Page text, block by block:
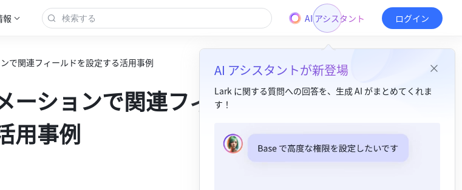
報 AI アシスタント
AI アシスタントが新登場
Lark に関する質問への回答を、生成 AI がまとめてくれま
す！
ログイン
で関連フィールドを設定する活用事例
ーションで関連フィー
用事例
1. 概要​